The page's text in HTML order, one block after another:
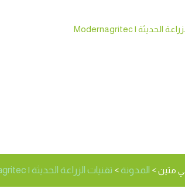
متين> المدونة> تقنيات الزراعة الحديثة | Modernagritec